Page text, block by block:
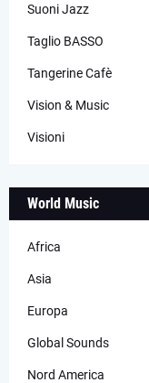
Suoni Jazz
Taglio BASSO
Tangerine Cafè
Vision & Music
Visioni
World Music
Africa
Asia
Europa
Global Sounds
Nord America